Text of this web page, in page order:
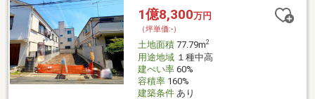
土地だからスペースに無駄がなく、アイデア次第で想像以上の大
空間が叶います。
1億8,300万円
（坪単価:-）
土地面積77.79m2
用途地域１種中高
建ぺい率60%
容積率160%
建築条件あり